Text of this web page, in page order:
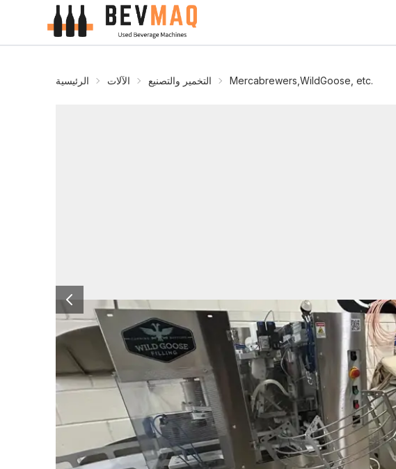
الرئيسية الآلات التخمير والتصنيع Mercabrewers,WildGoose, etc.